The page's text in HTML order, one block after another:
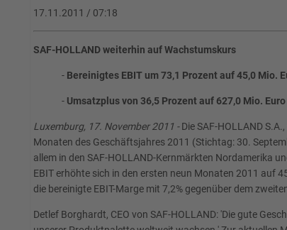
17.11.2011 / 07:18
SAF-HOLLAND weiterhin auf Wachstumskurs
- Bereinigtes EBIT um 73,1 Prozent auf 45,0 Mio.
- Umsatzplus von 36,5 Prozent auf 627,0 Mio. Euro
Luxemburg, 17. November 2011 -Die SAF-HOLLAND
Monaten des Geschäftsjahres 2011 (Stichtag: 30.
allem in den SAF-HOLLAND-Kernmärkten Nordamerika
EBIT erhöhte sich in den ersten neun Monaten 2011 auf
die bereinigte EBIT-Marge mit 7,2% gegenüber dem
Detlef Borghardt, CEO von SAF-HOLLAND: 'Die gute